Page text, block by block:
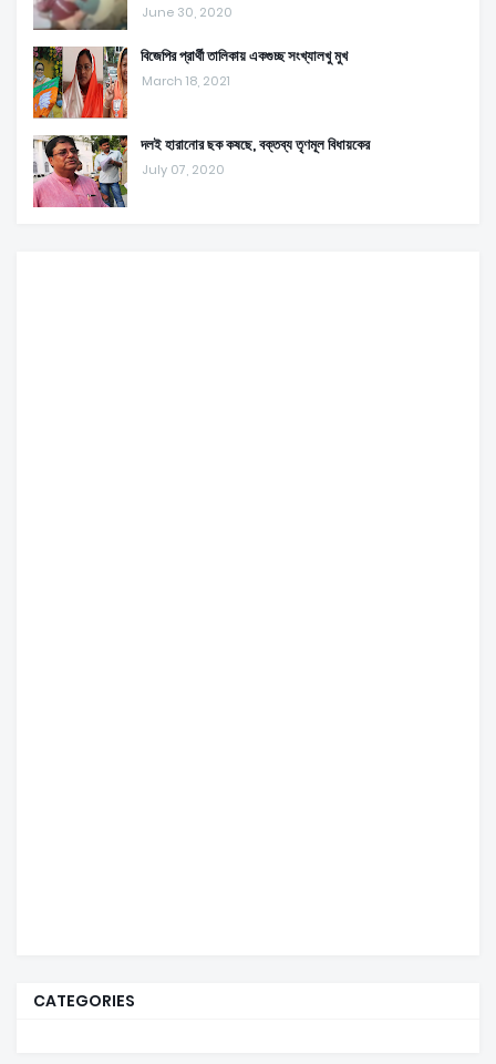
June 30, 2020
বিজেপির প্রার্থী তালিকায় একগুচ্ছ সংখ্যালখু মুখ
March 18, 2021
দলই হারানোর ছক কষছে, বক্তব্য তৃণমূল বিধায়কের
July 07, 2020
CATEGORIES